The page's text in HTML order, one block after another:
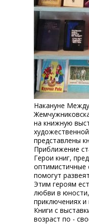
Накануне
на книжную
представлены
Приближение
Герои книг,
оптимистичные
помогут
Этим героям
любви в
приключениях и
Книги с
возраст по -